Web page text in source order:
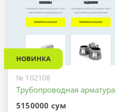
НОВИНКА
№ 102108
Трубопроводная арматура
5150000 сум